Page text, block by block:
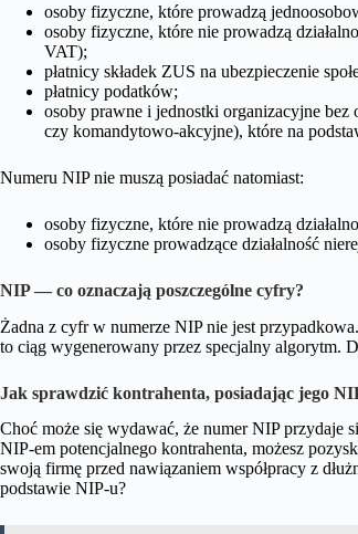
osoby fizyczne, które prowadzą
osoby fizyczne, które nie prowadzą
VAT);
płatnicy składek ZUS na ubezpieczenie
płatnicy podatków;
osoby prawne i jednostki organizacyjne
czy komandytowo-akcyjne), które na
Numeru NIP nie muszą posiadać natomiast:
osoby fizyczne, które nie prowadzą
osoby fizyczne prowadzące działalność
NIP — co oznaczają poszczególne cyfry?
Żadna z cyfr w numerze NIP nie jest
to ciąg wygenerowany przez specjalny algorytm.
Jak sprawdzić kontrahenta, posiadając jego
Choć może się wydawać, że numer NIP przydaje
NIP-em potencjalnego kontrahenta, możesz
swoją firmę przed nawiązaniem współpracy z
podstawie NIP-u?